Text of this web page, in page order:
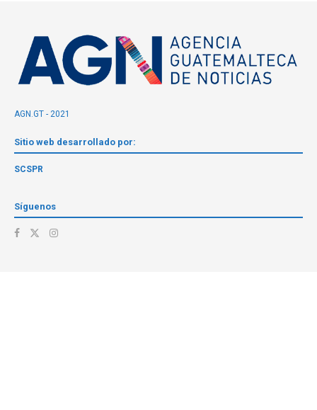
AGN.GT - 2021
Sitio web desarrollado por:
SCSPR
Síguenos